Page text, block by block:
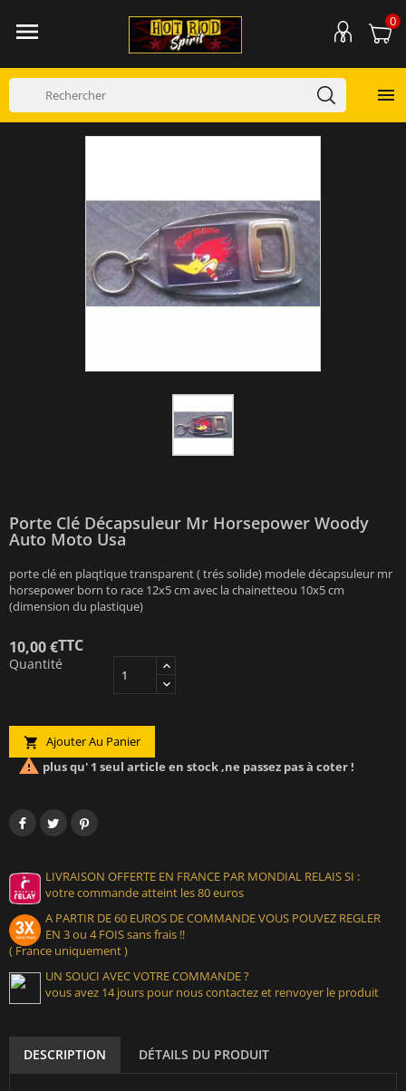
 0

Porte Clé Décapsuleur Mr Horsepower Woody
Auto Moto Usa
porte clé en plaqtique transparent ( trés solide) modele décapsuleur mr
horsepower born to race 12x5 cm avec la chainetteou 10x5 cm
(dimension du plastique)
10,00 €TTC
Quantité
 Ajouter Au Panier
 plus qu' 1 seul article en stock ,ne passez pas à coter !
LIVRAISON OFFERTE EN FRANCE PAR MONDIAL RELAIS SI :
votre commande atteint les 80 euros
A PARTIR DE 60 EUROS DE COMMANDE VOUS POUVEZ REGLER
EN 3 ou 4 FOIS sans frais !!
( France uniquement )
UN SOUCI AVEC VOTRE COMMANDE ?
vous avez 14 jours pour nous contactez et renvoyer le produit
DESCRIPTION DÉTAILS DU PRODUIT